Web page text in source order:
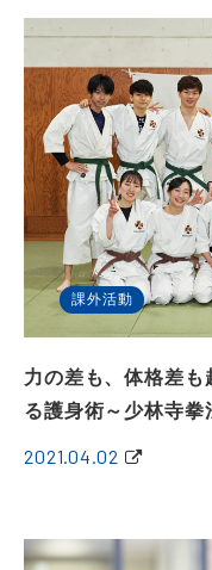
課外活動
力の差も、体格差
る護身術～少林寺拳
2021.04.02